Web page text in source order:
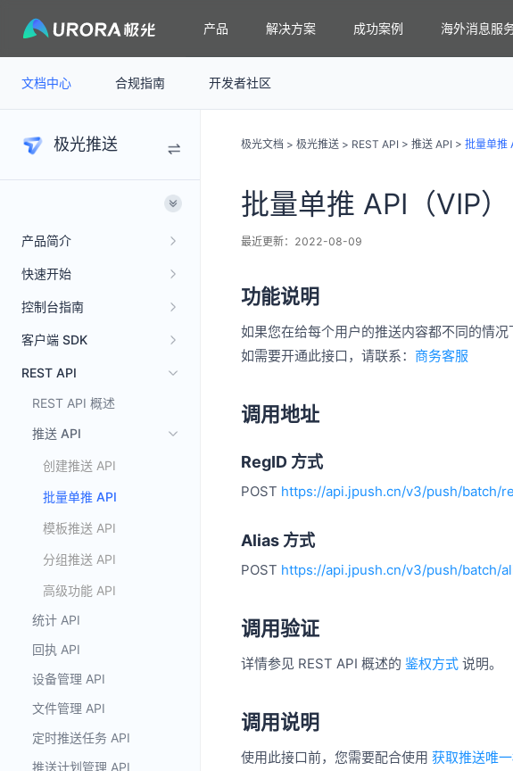
产品 解决方案 成功案例 海外消息服
文档中心 合规指南 开发者社区
极光推送
产品简介
快速开始
控制台指南
客户端 SDK
REST API
REST API 概述
推送 API
创建推送 API
批量单推 API
模板推送 API
分组推送 API
高级功能 API
统计 API
回执 API
设备管理 API
文件管理 API
定时推送任务 API
推送计划管理 API
极光文档 > 极光推送 > REST API > 推送 API > 批量单推
批量单推 API（VIP）
最近更新：2022-08-09
功能说明
如果您在给每个用户的推送内容都不同的情况
如需要开通此接口，请联系： 商务客服
调用地址
RegID 方式
POST https://api.jpush.cn/v3/push/batch/
Alias 方式
POST https://api.jpush.cn/v3/push/batch/
调用验证
详情参见 REST API 概述的 鉴权方式 说明。
调用说明
使用此接口前，您需要配合使用 获取推送唯